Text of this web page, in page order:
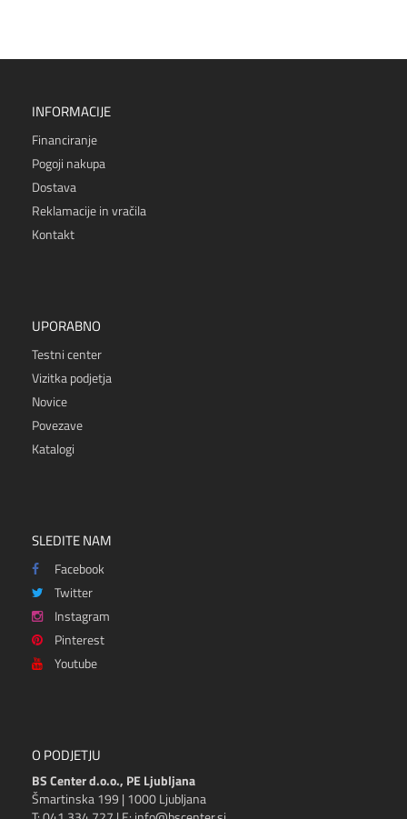
INFORMACIJE
Financiranje
Pogoji nakupa
Dostava
Reklamacije in vračila
Kontakt
UPORABNO
Testni center
Vizitka podjetja
Novice
Povezave
Katalogi
SLEDITE NAM
Facebook
Twitter
Instagram
Pinterest
Youtube
O PODJETJU
BS Center d.o.o., PE Ljubljana
Šmartinska 199 | 1000 Ljubljana